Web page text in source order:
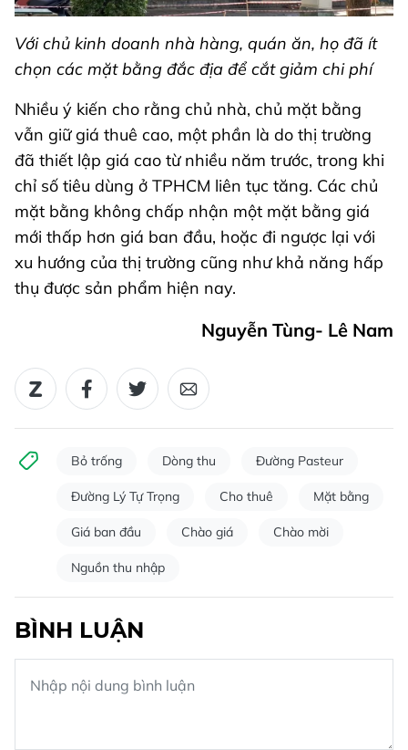
Với chủ kinh doanh nhà hàng, quán ăn, họ đã ít
chọn các mặt bằng đắc địa để cắt giảm chi phí
Nhiều ý kiến cho rằng chủ nhà, chủ mặt bằng
vẫn giữ giá thuê cao, một phần là do thị trường
đã thiết lập giá cao từ nhiều năm trước, trong khi
chỉ số tiêu dùng ở TPHCM liên tục tăng. Các chủ
mặt bằng không chấp nhận một mặt bằng giá
mới thấp hơn giá ban đầu, hoặc đi ngược lại với
xu hướng của thị trường cũng như khả năng hấp
thụ được sản phẩm hiện nay.
Nguyễn Tùng- Lê Nam
Bỏ trống Dòng thu Đường Pasteur
Đường Lý Tự Trọng Cho thuê Mặt bằng
Giá ban đầu Chào giá Chào mời
Nguồn thu nhập
BÌNH LUẬN